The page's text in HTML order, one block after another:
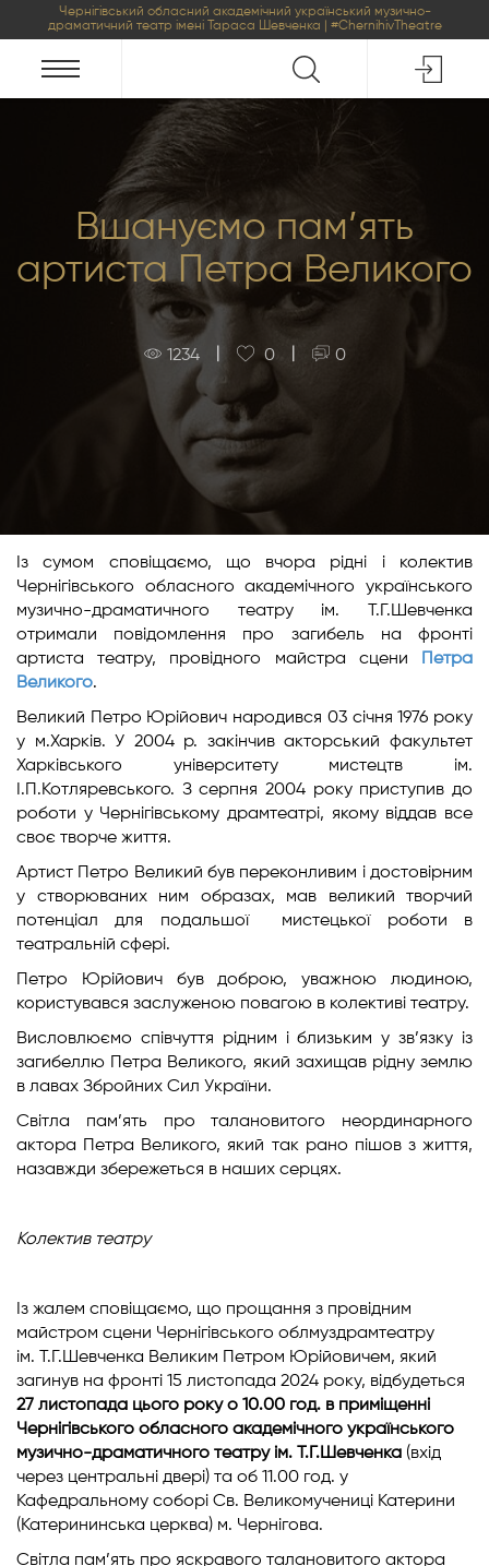
Чернігівський обласний академічний український музично-
драматичний театр імені Тараса Шевченка | #ChernihivTheatre
Вшануємо пам’ять
артиста Петра Великого
1234 0 0
Із сумом сповіщаємо, що вчора рідні і колектив
Чернігівського обласного академічного українського
музично-драматичного театру ім. Т.Г.Шевченка
отримали повідомлення про загибель на фронті
артиста театру, провідного майстра сцени
Петра
Великого.
Великий Петро Юрійович народився 03 січня 1976 року
у м.Харків. У 2004 р. закінчив акторський факультет
Харківського університету мистецтв ім.
І.П.Котляревського. З серпня 2004 року приступив до
роботи у Чернігівському драмтеатрі, якому віддав все
своє творче життя.
Артист Петро Великий був переконливим і достовірним
у створюваних ним образах, мав великий творчий
потенціал для подальшої мистецької роботи в
театральній сфері.
Петро Юрійович був доброю, уважною людиною,
користувався заслуженою повагою в колективі театру.
Висловлюємо співчуття рідним і близьким у зв’язку із
загибеллю Петра Великого, який захищав рідну землю
в лавах Збройних Сил України.
Світла пам’ять про талановитого неординарного
актора Петра Великого, який так рано пішов з життя,
назавжди збережеться в наших серцях.
Колектив театру
Із жалем сповіщаємо, що прощання з провідним
майстром сцени Чернігівського облмуздрамтеатру
ім. Т.Г.Шевченка Великим Петром Юрійовичем, який
загинув на фронті 15 листопада 2024 року, відбудеться
27 листопада цього року о 10.00 год. в приміщенні
Чернігівського обласного академічного українського
музично-драматичного театру ім. Т.Г.Шевченка (вхід
через центральні двері) та об 11.00 год. у
Кафедральному соборі Св. Великомучениці Катерини
(Катерининська церква) м. Чернігова.
Світла пам’ять про яскравого талановитого актора